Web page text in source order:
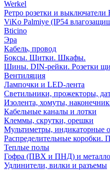
Werkel
Ретро розетки и выключатели
ViKo Palmiye (IP54
Bticino
Эра
Кабель, провод
Боксы. Щитки. Шкафы.
Шины. DIN-рейки. Розетки
Вентиляция
Лампочки и LED-лента
Светильники, прожекторы,
Изолента, хомуты,
Кабельные каналы и лотки
Клеммы, скрутки, орешки
Мультиметры, индикаторные
Распределительные коробки.
Теплые полы
Гофра (ПВХ и ПНД) и
Удлинители, вилки и разъемы